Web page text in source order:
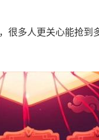
很多人更关心能抢